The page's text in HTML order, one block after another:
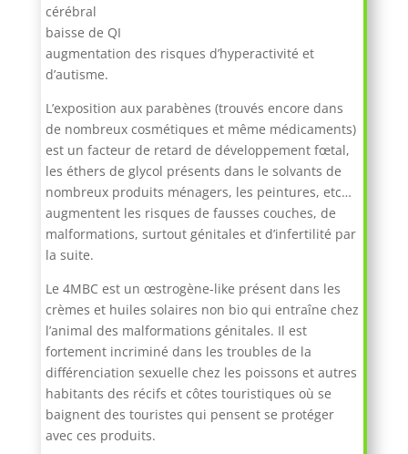
cérébral
baisse de QI
augmentation des risques d’hyperactivité et
d’autisme.
L’exposition aux parabènes (trouvés encore dans
de nombreux cosmétiques et même médicaments)
est un facteur de retard de développement fœtal,
les éthers de glycol présents dans le solvants de
nombreux produits ménagers, les peintures, etc…
augmentent les risques de fausses couches, de
malformations, surtout génitales et d’infertilité par
la suite.
Le 4MBC est un œstrogène-like présent dans les
crèmes et huiles solaires non bio qui entraîne chez
l’animal des malformations génitales. Il est
fortement incriminé dans les troubles de la
différenciation sexuelle chez les poissons et autres
habitants des récifs et côtes touristiques où se
baignent des touristes qui pensent se protéger
avec ces produits.